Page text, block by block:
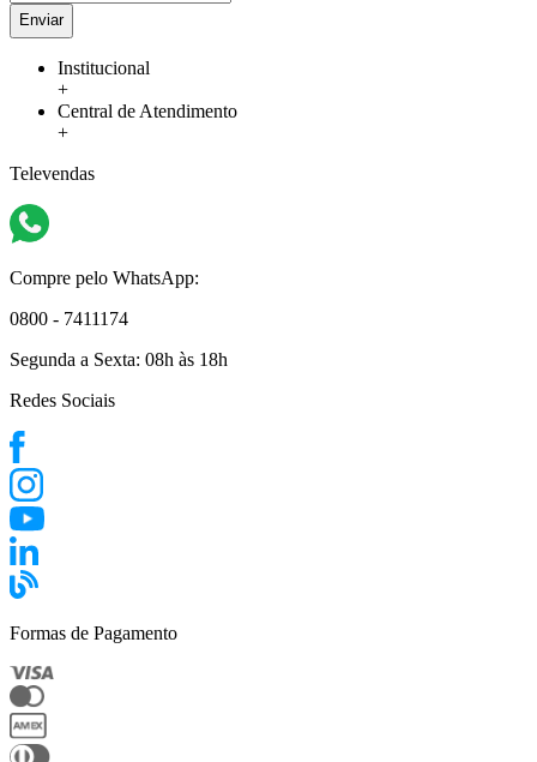
Enviar
Institucional
+
Central de Atendimento
+
Televendas
Compre pelo WhatsApp:
0800 - 7411174
Segunda a Sexta: 08h às 18h
Redes Sociais
Formas de Pagamento